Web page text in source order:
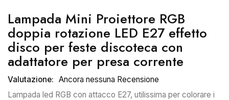
Lampada Mini Proiettore RGB
doppia rotazione LED E27 effetto
disco per feste discoteca con
adattatore per presa corrente
Valutazione: Ancora nessuna Recensione
Lampada led RGB con attacco E27, utilissima per colorare i